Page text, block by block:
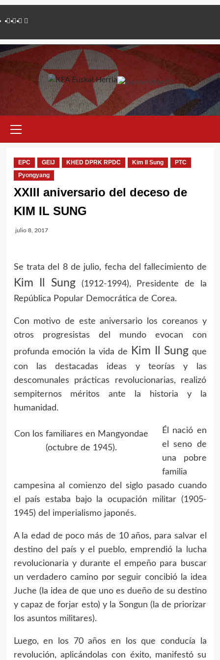
alTwitter
YouTube
Telegram
Facebook
primario
EPC GEIJ KHED DPRK RPDC Kim Il Sung
PTC
Pyongyang
XXIII aniversario del deceso de
KIM IL SUNG
julio 8, 2017
Se trata del 8 de julio, fecha del fallecimiento de
Kim Il Sung(1912-1994), Presidente de la
República Popular Democrática de Corea.
Con motivo de este aniversario los coreanos y
otros progresistas del mundo evocan con
profunda emoción la vida de
Kim Il Sungque
con las destacadas ideas y teorías y las
descomunales prácticas revolucionarias, realizó
sempiternos méritos ante la historia y la
humanidad.
Con los familiares en Mangyondae
(octubre de 1945).
Él nació en
el seno de
una pobre
familia
campesina al comienzo del siglo pasado cuando
el país estaba bajo la ocupación militar (1905-
1945) del imperialismo japonés.
A la edad de poco más de 10 años, para salvar el
destino del país y el pueblo, emprendió la lucha
revolucionaria y durante el empeño para buscar
un verdadero camino por seguir concibió la idea
Juche (la idea de que uno es dueño de su destino
y capaz de forjar esto) y la Songun (la de priorizar
los asuntos militares).
Luego, en los 70 años en los que conducía la
revolución, aplicándolas con éxito, manifestó su